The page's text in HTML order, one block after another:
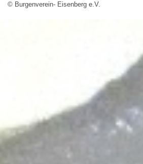
© Burgenverein- Eisenberg e.V.